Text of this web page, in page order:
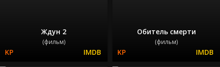
Ждун 2
(фильм)
Обитель смерти
(фильм)